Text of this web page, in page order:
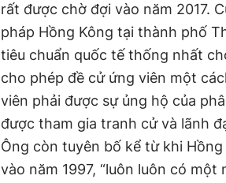
rất được chờ đợi vào năm 2017.
pháp Hồng Kông tại thành phố
tiêu chuẩn quốc tế thống nhất
cho phép đề cử ứng viên một
viên phải được sự ủng hộ của
được tham gia tranh cử và lãnh
Ông còn tuyên bố kể từ khi
vào năm 1997, “luôn luôn có